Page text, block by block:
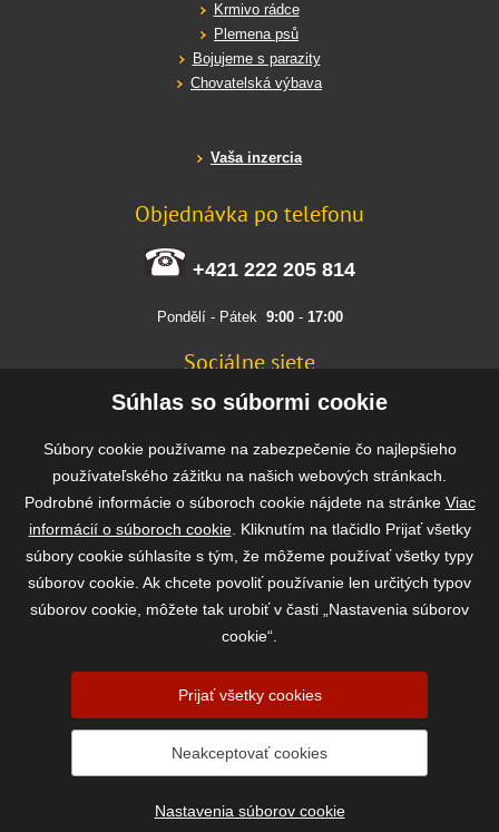
Krmivo rádce
Plemena psů
Bojujeme s parazity
Chovatelská výbava
Vaša inzercia
Objednávka po telefonu
+421 222 205 814
Pondělí - Pátek 9:00- 17:00
Sociálne siete
FACEBOOK
Rýchla a bezpečná platba
2026 ©www.vasekrmivo.sk- Tomáš Kroupa e-shop, Kanice 307, 664 01
Brno-venkov, IČ: 75785439
Súhlas so súbormi cookie
Súbory cookie používame na zabezpečenie čo najlepšieho
používateľského zážitku na našich webových stránkach.
Podrobné informácie o súboroch cookie nájdete na stránke Viac
informácií o súboroch cookie. Kliknutím na tlačidlo Prijať všetky
súbory cookie súhlasíte s tým, že môžeme používať všetky typy
súborov cookie. Ak chcete povoliť používanie len určitých typov
súborov cookie, môžete tak urobiť v časti „Nastavenia súborov
cookie“.
Prijať všetky cookies
Neakceptovať cookies
Nastavenia súborov cookie